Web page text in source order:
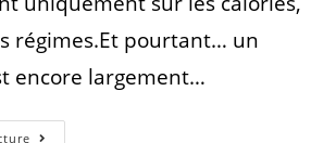
régimes.Et pourtant… un
encore largement…